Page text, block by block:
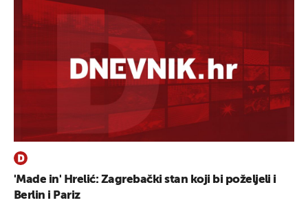
'Made in' Hrelić: Zagrebački stan koji bi poželjeli i
Berlin i Pariz